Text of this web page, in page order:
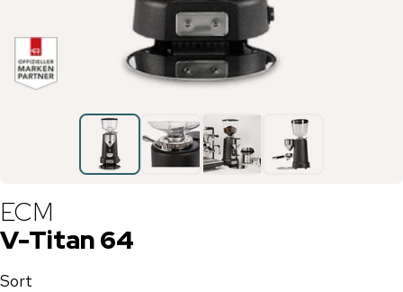
ECM
V-Titan 64
Sort